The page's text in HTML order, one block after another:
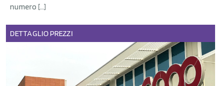
numero […]
DETTAGLIO PREZZI